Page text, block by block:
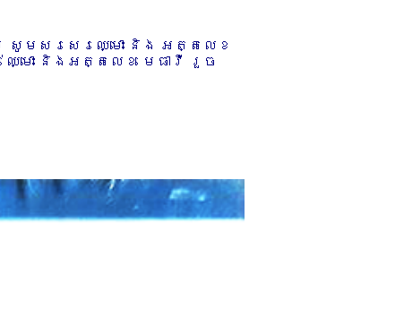
សូមសរសេរឈ្មោះ និង អត្តលេខ
ះ និងអត្តលេខ មេធាវី រួច